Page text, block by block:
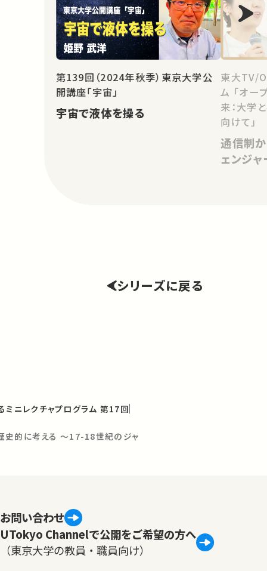
第139回（2024年秋季）東京大学公
開講座「宇宙」
宇宙で液体を操る
東大TV/
ム 「オー
来：大学
向けて」
通信制
ェンジャ
シリーズに戻る
ミニレクチャプログラム 第17回
史的に考える 〜17-18世紀のジャ
お問い合わせ
UTokyo Channelで公開をご希望の方へ
（東京大学の教員・職員向け）